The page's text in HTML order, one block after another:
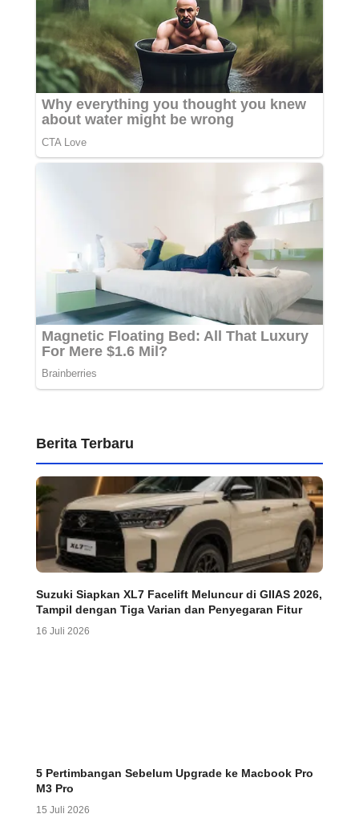
Berita Terbaru
Suzuki Siapkan XL7 Facelift Meluncur di GIIAS 2026,
Tampil dengan Tiga Varian dan Penyegaran Fitur
16 Juli 2026
5 Pertimbangan Sebelum Upgrade ke Macbook Pro
M3 Pro
15 Juli 2026